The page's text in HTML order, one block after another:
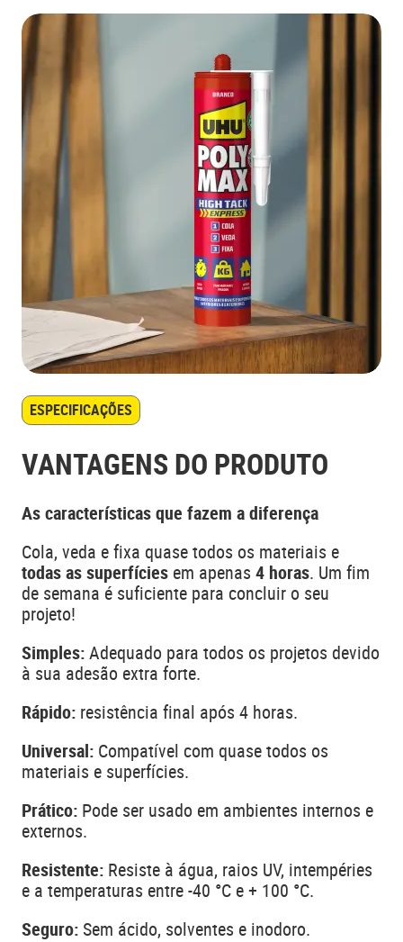
ESPECIFICAÇÕES
VANTAGENS DO PRODUTO
As características que fazem a diferença
Cola, veda e fixa quase todos os materiais e
todas as superfícies em apenas 4 horas. Um fim
de semana é suficiente para concluir o seu
projeto!
Simples:Adequado para todos os projetos devido
à sua adesão extra forte.
Rápido: resistência final após 4 horas.
Universal: Compatível com quase todos os
materiais e superfícies.
Prático: Pode ser usado em ambientes internos e
externos.
Resistente: Resiste à água, raios UV, intempéries
e a temperaturas entre -40 °C e + 100 °C.
Seguro: Sem ácido, solventes e inodoro.